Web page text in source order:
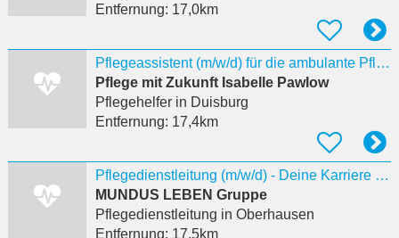
Entfernung: 17,0km
Pflegeassistent (m/w/d) für die ambulante Pflege
Pflege mit Zukunft Isabelle Pawlow
Pflegehelferin Duisburg
Entfernung: 17,4km
Pflegedienstleitung (m/w/d) - Deine Karriere startet jetzt!
MUNDUS LEBEN Gruppe
Pflegedienstleitung in Oberhausen
Entfernung: 17,5km